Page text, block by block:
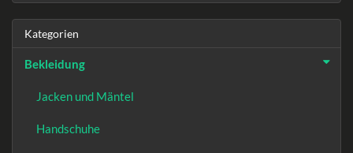
Kategorien
Bekleidung
Jacken und Mäntel
Handschuhe